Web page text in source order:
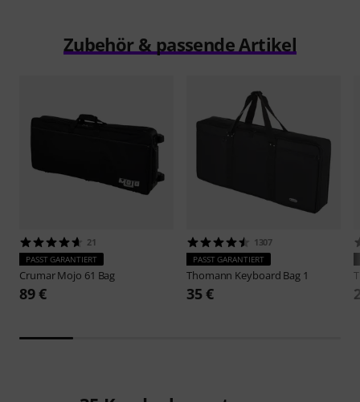
Zubehör & passende Artikel
21
PASST GARANTIERT
CrumarMojo 61 Bag
89 €
1307
PASST GARANTIERT
Thomann Keyboard Bag 1
35 €